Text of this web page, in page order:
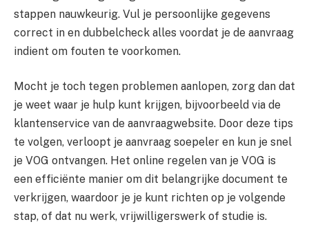
stappen nauwkeurig. Vul je persoonlijke gegevens
correct in en dubbelcheck alles voordat je de aanvraag
indient om fouten te voorkomen.
Mocht je toch tegen problemen aanlopen, zorg dan dat
je weet waar je hulp kunt krijgen, bijvoorbeeld via de
klantenservice van de aanvraagwebsite. Door deze tips
te volgen, verloopt je aanvraag soepeler en kun je snel
je VOG ontvangen. Het online regelen van je VOG is
een efficiënte manier om dit belangrijke document te
verkrijgen, waardoor je je kunt richten op je volgende
stap, of dat nu werk, vrijwilligerswerk of studie is.